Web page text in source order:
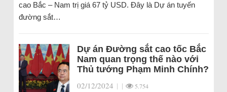
cao Bắc – Nam trị giá 67 tỷ USD. Đây là Dự án tuyến
đường sắt…
Dự án Đường sắt cao tốc Bắc
Nam quan trọng thế nào với
Thủ tướng Phạm Minh Chính?
02/12/2024 | | 5.754